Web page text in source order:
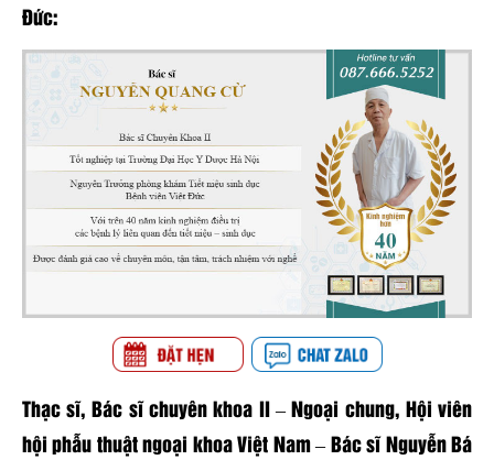
Đức:
Thạc sĩ, Bác sĩ chuyên khoa II – Ngoại chung, Hội viên
hội phẫu thuật ngoại khoa Việt Nam – Bác sĩ Nguyễn Bá